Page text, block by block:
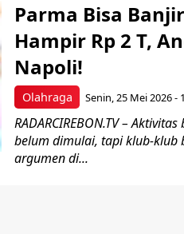
Olahraga
Parma Bisa
Hampir Rp 2 T,
Napoli!
Senin, 25 Mei 2026 -
RADARCIREBON.TV –
belum dimulai, tapi klub-klub
argumen di...